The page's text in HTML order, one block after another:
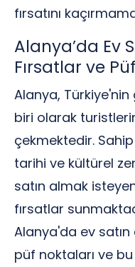
fırsatını
Alanya’da Ev
Fırsatlar ve
Alanya,
biri olarak
çekmektedir.
tarihi ve kültürel
satın almak
fırsatlar
Alanya'da ev satın
püf noktaları ve